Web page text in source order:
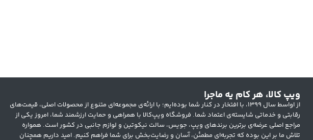
ویپ کالا، هر کام یه ماجرا
از اواسط سال ۱۳۹۹، با افتخار در کنار شما بوده‌ایم؛ با ارائه‌ی مجموعه‌ای متنوع از محصولات اصلی، قیمت‌های
رقابتی و خدماتی شایسته‌ی اعتماد شما. فروشگاه ویپ‌کالا با همراهی و حمایت ارزشمند شما، امروز یکی از
مراجع اصلی عرضه‌ی برترین برندهای ویپ، جویس، سالت نیکوتین و لوازم جانبی در کشور است. همواره
تلاش ما بر این بوده که تجربه‌ای مطمئن، آسان و رضایت‌بخش برای شما فراهم کنیم. امید داریم همچنان